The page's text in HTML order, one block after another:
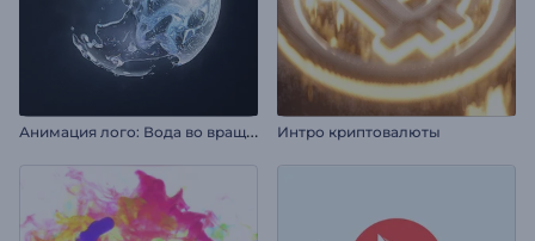
А
нимация лого: Вода во вращении Интро криптовалюты